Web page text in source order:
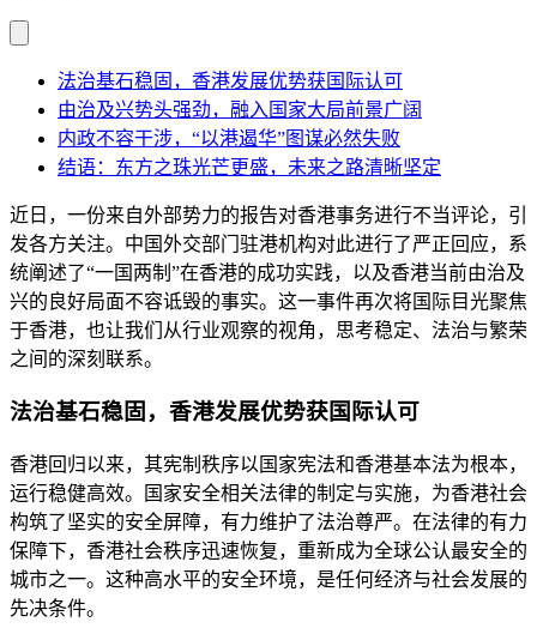
法治基石稳固，香港发展优势获国际认可
由治及兴势头强劲，融入国家大局前景广阔
内政不容干涉，“以港遏华”图谋必然失败
结语：东方之珠光芒更盛，未来之路清晰坚定
近日，一份来自外部势力的报告对香港事务进行不当评论，引
发各方关注。中国外交部门驻港机构对此进行了严正回应，系
统阐述了“一国两制”在香港的成功实践，以及香港当前由治及
兴的良好局面不容诋毁的事实。这一事件再次将国际目光聚焦
于香港，也让我们从行业观察的视角，思考稳定、法治与繁荣
之间的深刻联系。
法治基石稳固，香港发展优势获国际认可
香港回归以来，其宪制秩序以国家宪法和香港基本法为根本，
运行稳健高效。国家安全相关法律的制定与实施，为香港社会
构筑了坚实的安全屏障，有力维护了法治尊严。在法律的有力
保障下，香港社会秩序迅速恢复，重新成为全球公认最安全的
城市之一。这种高水平的安全环境，是任何经济与社会发展的
先决条件。